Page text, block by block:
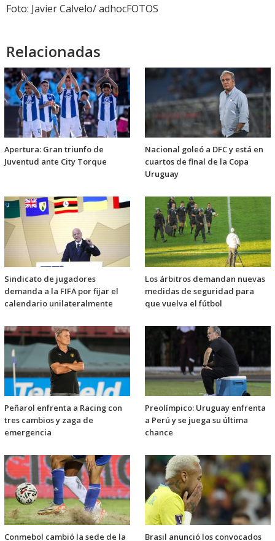
Foto: Javier Calvelo/ adhocFOTOS
Relacionadas
Apertura: Gran triunfo de
Juventud ante City Torque
Nacional goleó a DFC y está en
cuartos de final de la Copa
Uruguay
Sindicato de jugadores
demanda a la FIFA por fijar el
calendario unilateralmente
Los árbitros demandan nuevas
medidas de seguridad para
que vuelva el fútbol
Peñarol enfrenta a Racing con
tres cambios y zaga de
emergencia
Preolímpico: Uruguay enfrenta
a Perú y se juega su última
chance
Conmebol cambió la sede de la Brasil anunció los convocados